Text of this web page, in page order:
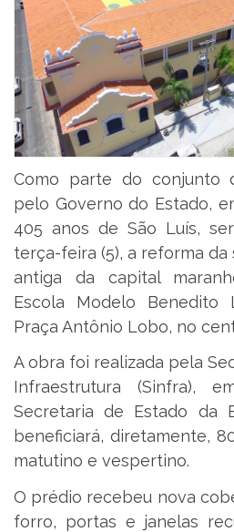
Como parte do conjunto
pelo Governo do Estado,
405 anos de São Luís,
terça-feira (5), a reforma da
antiga da capital
Escola Modelo Benedito
Praça Antônio Lobo, no
A obra foi realizada pela
Infraestrutura (Sinfra),
Secretaria de Estado da
beneficiará, diretamente,
matutino e vespertino.
O prédio recebeu nova
forro, portas e janelas